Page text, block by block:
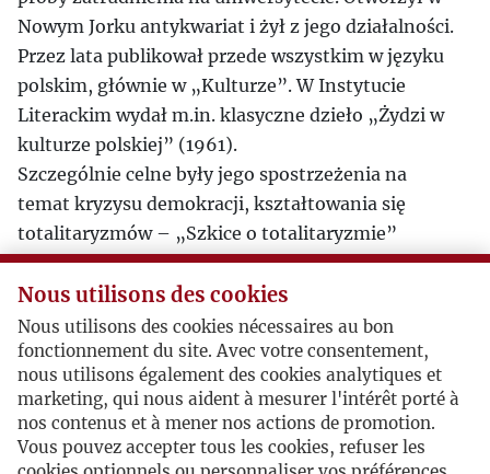
Nowym Jorku antykwariat i żył z jego działalności.
Przez lata publikował przede wszystkim w języku
polskim, głównie w „Kulturze”. W Instytucie
Literackim wydał m.in. klasyczne dzieło „Żydzi w
kulturze polskiej” (1961).
Szczególnie celne były jego spostrzeżenia na
temat kryzysu demokracji, kształtowania się
totalitaryzmów – „Szkice o totalitaryzmie”
(zebrane i wydane w 1993 r.). Pisał o socjologii
teatru, wychowania, oświaty, spółdzielczości i
młodzieży. Zajmował się statusem, rolą i
kryzysem inteligencji. Często poruszał sprawy
nacjonalizmu i antysemityzmu. Już po jego
śmierci wyszedł zbiór jego wciąż aktualnych prac
publicystycznych „Socjologia nieprzedawniona”
(zebrane i wydane w 1992 r.).
Nous utilisons des cookies
Nous utilisons des cookies nécessaires au bon
fonctionnement du site. Avec votre consentement,
nous utilisons également des cookies analytiques et
marketing, qui nous aident à mesurer l'intérêt porté à
nos contenus et à mener nos actions de promotion.
Vous pouvez accepter tous les cookies, refuser les